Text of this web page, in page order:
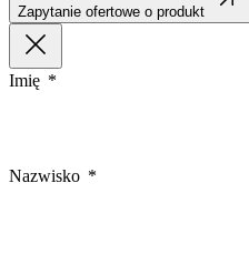
Zapytanie ofertowe o produkt
Imię
Nazwisko